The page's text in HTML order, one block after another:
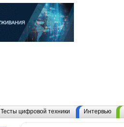
Тесты цифровой техники Интервью